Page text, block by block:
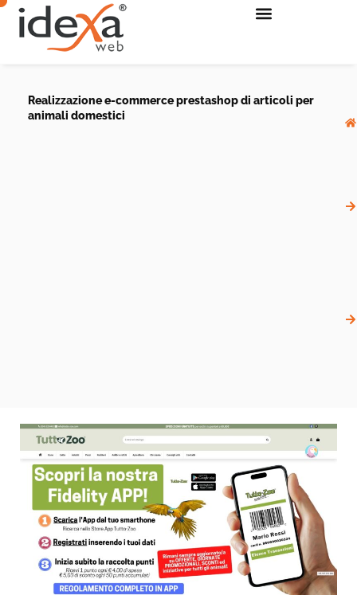
Realizzazione e-commerce prestashop di articoli per
animali domestici